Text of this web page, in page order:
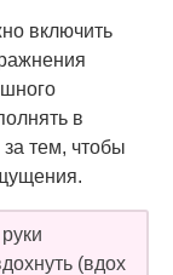
включить
в
тем, чтобы
(вдох